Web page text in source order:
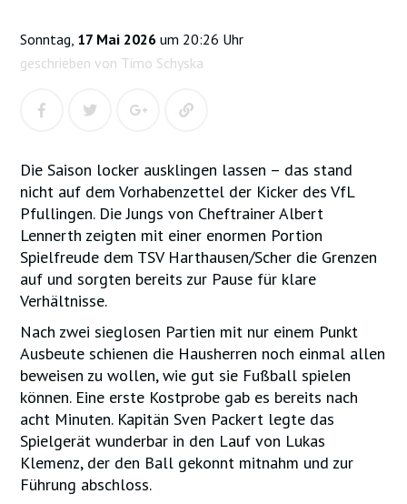
Sonntag, 17 Mai 2026 um 20:26 Uhr
geschrieben von Timo Schyska
Die Saison locker ausklingen lassen – das stand
nicht auf dem Vorhabenzettel der Kicker des VfL
Pfullingen. Die Jungs von Cheftrainer Albert
Lennerth zeigten mit einer enormen Portion
Spielfreude dem TSV Harthausen/Scher die Grenzen
auf und sorgten bereits zur Pause für klare
Verhältnisse.
Nach zwei sieglosen Partien mit nur einem Punkt
Ausbeute schienen die Hausherren noch einmal allen
beweisen zu wollen, wie gut sie Fußball spielen
können. Eine erste Kostprobe gab es bereits nach
acht Minuten. Kapitän Sven Packert legte das
Spielgerät wunderbar in den Lauf von Lukas
Klemenz, der den Ball gekonnt mitnahm und zur
Führung abschloss.